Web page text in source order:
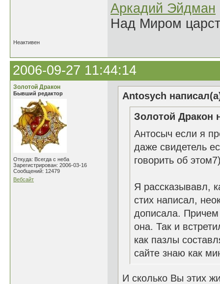
Аркадий Эйдман
Над Миром
Неактивен
2006-09-27 11:44:14
Золотой Дракон
Бывший редактор
Откуда: Всегда с неба
Зарегистрирован: 2006-03-16
Сообщений: 12479
Вебсайт
Antosych
Золотой Дракон
Антосыч если я
даже свидетель
говорить об
Я рассказывавл,
стих написал,
дописала. Причем
она. Так и
как пазлы
сайте знаю как
И сколько Вы этих